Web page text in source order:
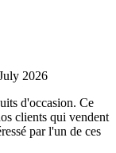
2026
d'occasion. Ce
clients qui vendent
par l'un de ces